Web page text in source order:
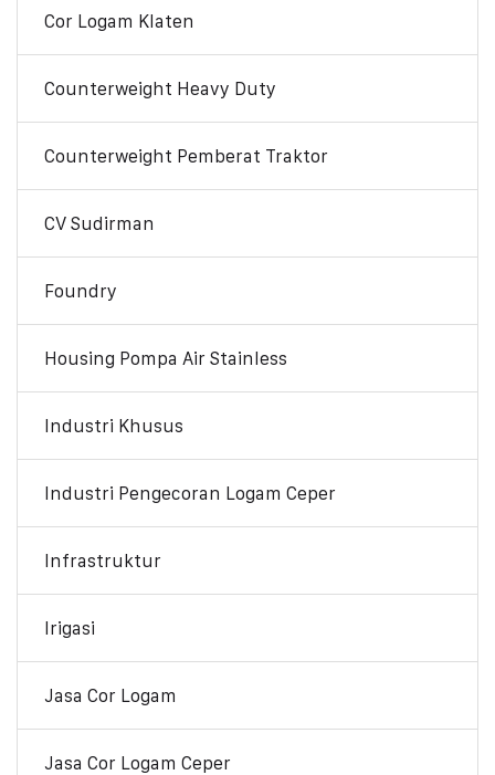
Cor Logam Klaten
Counterweight Heavy Duty
Counterweight Pemberat Traktor
CV Sudirman
Foundry
Housing Pompa Air Stainless
Industri Khusus
Industri Pengecoran Logam Ceper
Infrastruktur
Irigasi
Jasa Cor Logam
Jasa Cor Logam Ceper